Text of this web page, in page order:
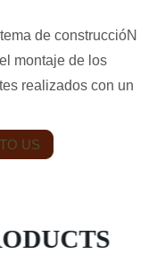
de construccióN
montaje de los
realizados con un
US